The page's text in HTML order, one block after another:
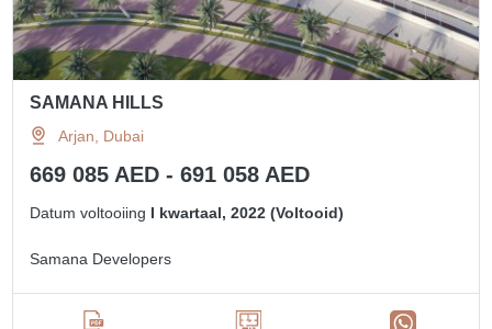
SAMANA HILLS
Arjan, Dubai
669 085 AED - 691 058 AED
Datum voltooiing I kwartaal, 2022 (Voltooid)
Samana Developers